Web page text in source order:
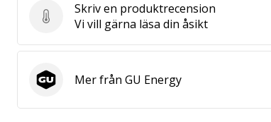
Skriv en produktrecension
Skriv en produktrecension
Vi vill gärna läsa din åsikt
GU EnergyMer från GU Energy